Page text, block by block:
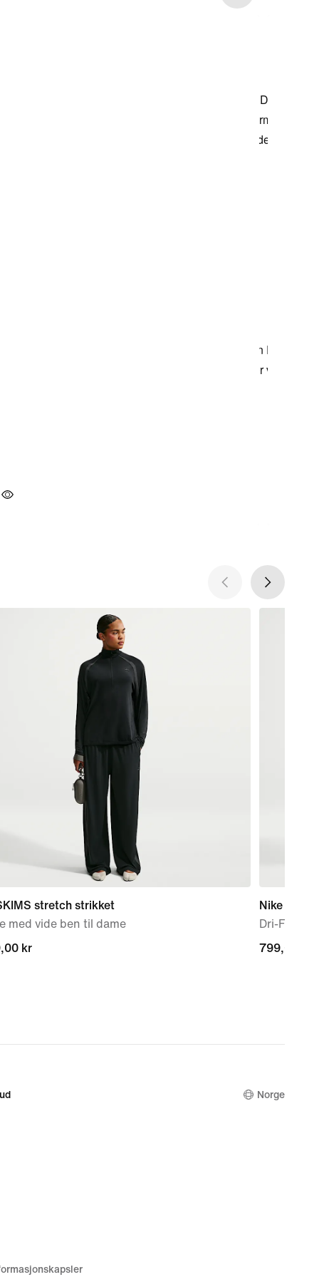
stretch strikket
med vide ben til dame
kr
kr
Nike Stride
Dri-FIT
799,00 kr
799,00 kr
Norge